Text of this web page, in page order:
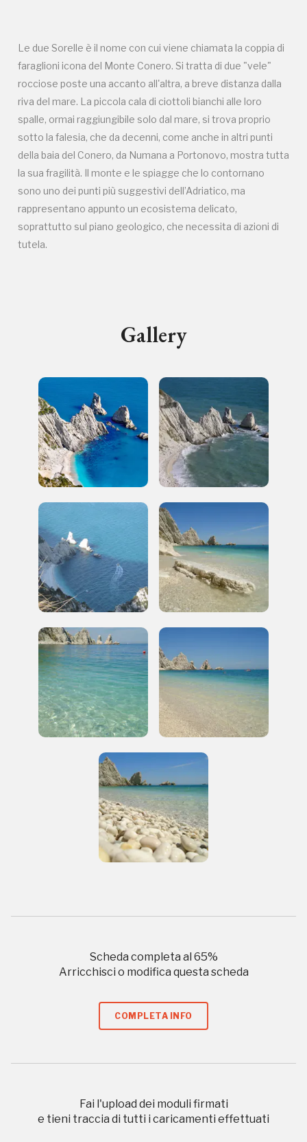
Le due Sorelle è il nome con cui viene chiamata la coppia di
faraglioni icona del Monte Conero. Si tratta di due "vele"
rocciose poste una accanto all'altra, a breve distanza dalla
riva del mare. La piccola cala di ciottoli bianchi alle loro
spalle, ormai raggiungibile solo dal mare, si trova proprio
sotto la falesia, che da decenni, come anche in altri punti
della baia del Conero, da Numana a Portonovo, mostra tutta
la sua fragilità. Il monte e le spiagge che lo contornano
sono uno dei punti più suggestivi dell’Adriatico, ma
rappresentano appunto un ecosistema delicato,
soprattutto sul piano geologico, che necessita di azioni di
tutela.
Gallery
Scheda completa al 65%
Arricchisci o modifica questa scheda
COMPLETA INFO
Fai l'upload dei moduli firmati
e tieni traccia di tutti i caricamenti effettuati
I Luoghi del Cuore
Storico campagne in questo
luogo
2022, 2024
Accedi alle informazioni per te più interessanti,
a quelle inerenti i luoghi più vicini e gli eventi
organizzati
REGISTRATI
Regalati 365 giorni di arte e cultura nell'Italia
più bella, risparmiando.
ISCRIVITI AL FAI
Scopri tutte le opportunità riservate agli iscritti
Ingresso gratuito
nei Beni FAI tutto l'anno
Museo
Sansevero
Tutto questo non
senza di te